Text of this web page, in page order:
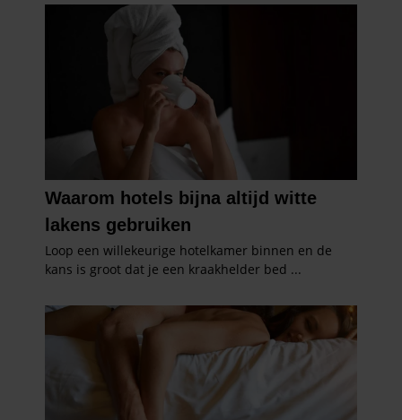
informatie over uw gebruik van onze site met onze
partners voor social media, adverteren en analyse. Deze
partners kunnen deze gegevens combineren met andere
informatie die u aan ze heeft verstrekt of die ze hebben
verzameld op basis van uw gebruik van hun services. U
gaat akkoord met onze cookies als u onze website blijft
gebruiken.